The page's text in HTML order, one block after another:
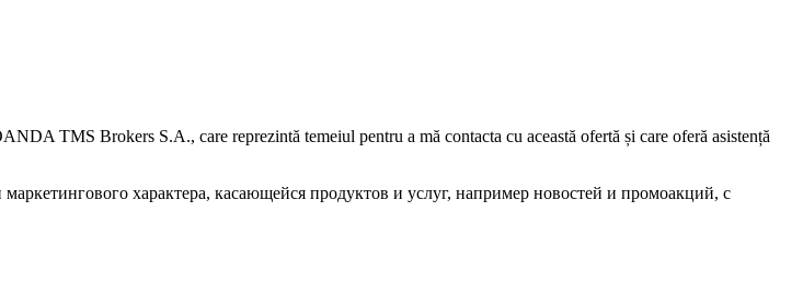
TMS Brokers S.A., care reprezintă temeiul pentru a mă contacta cu această ofertă și care oferă asistență
характера, касающейся продуктов и услуг, например новостей и промоакций, с